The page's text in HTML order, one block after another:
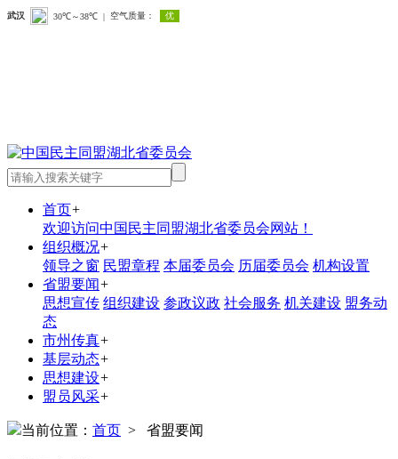
首页+
欢迎访问中国民主同盟湖北省委员会网站！
组织概况+
领导之窗 民盟章程 本届委员会 历届委员会 机构设置
省盟要闻+
思想宣传 组织建设 参政议政 社会服务 机关建设 盟务动
态
市州传真+
基层动态+
思想建设+
盟员风采+
当前位置： 首页 > 省盟要闻